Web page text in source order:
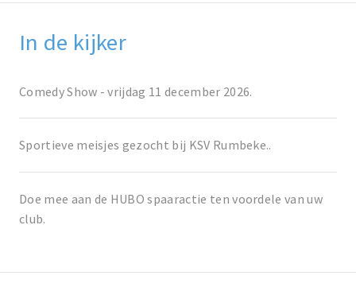
In de kijker
Comedy Show - vrijdag 11 december 2026.
Sportieve meisjes gezocht bij KSV Rumbeke..
Doe mee aan de HUBO spaaractie ten voordele van uw
club.